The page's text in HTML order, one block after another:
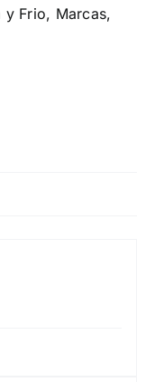
y Frio, Marcas,